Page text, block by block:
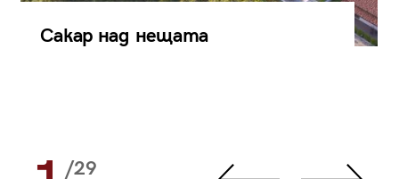
Сакар над нещата
/29